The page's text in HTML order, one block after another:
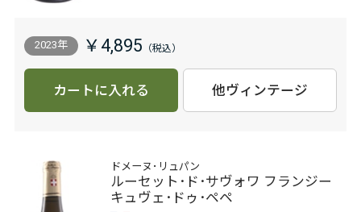
2023年 ￥4,895
カートに入れる 他ヴィンテージ
ドメーヌ･リュパン
ルーセット･ド･サヴォワ フランジー
キュヴェ･ドゥ･ペペ